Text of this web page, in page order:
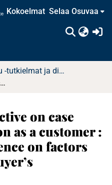
Kokoelmat Selaa Osuvaa
Pro gradu -tutkielmat ja diplomityöt
Suppliers’ perspective on case company’s position as a customer : an empirical evidence on factors influencing the buyer’s attractiveness
on case
as a customer :
on factors